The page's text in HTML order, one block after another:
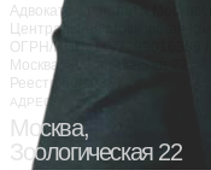
Адвокатская палата
Центральная Московская
ОГРН/ИНН: 1147799016386 /
Москва, Зоологическая 22
Реестр 50/10387
АДРЕС:
Москва,
Зоологическая 22